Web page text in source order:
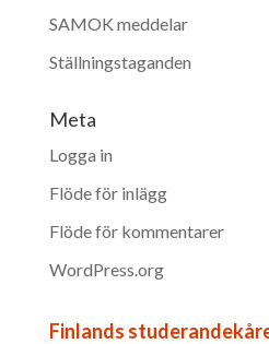
SAMOK meddelar
Ställningstaganden
Meta
Logga in
Flöde för inlägg
Flöde för kommentarer
WordPress.org
Finlands